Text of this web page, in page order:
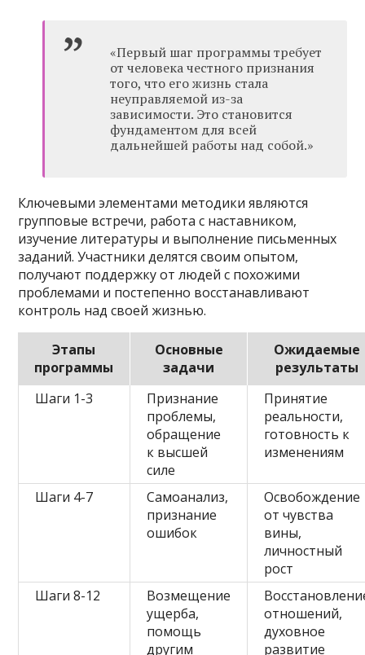
«Первый шаг программы требует
от человека честного признания
того, что его жизнь стала
неуправляемой из-за
зависимости. Это становится
фундаментом для всей
дальнейшей работы над собой.»
Ключевыми элементами методики являются
групповые встречи, работа с наставником,
изучение литературы и выполнение письменных
заданий. Участники делятся своим опытом,
получают поддержку от людей с похожими
проблемами и постепенно восстанавливают
контроль над своей жизнью.
Этапы
программы
Основные
задачи
Ожидаемые
результаты
Шаги 1-3
Признание
проблемы,
обращение
к высшей
силе
Принятие
реальности,
готовность к
изменениям
Шаги 4-7
Самоанализ,
признание
ошибок
Освобождение
от чувства
вины,
личностный
рост
Шаги 8-12
Возмещение
ущерба,
помощь
другим
отношений,
духовное
развитие